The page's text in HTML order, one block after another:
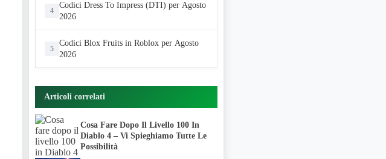
4
Codici Dress To Impress (DTI) per Agosto
2026
5
Codici Blox Fruits in Roblox per Agosto
2026
Articoli correlati
Cosa Fare Dopo Il Livello 100 In
Diablo 4 – Vi Spieghiamo Tutte Le
Possibilità